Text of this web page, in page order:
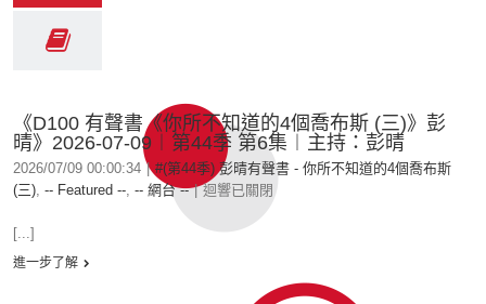
《D100 有聲書《你所不知道的4個喬布斯 (三)》彭
晴》2026-07-09︱第44季 第6集︱主持：彭晴
2026/07/09 00:00:34 | #(第44季) 彭晴有聲書 - 你所不知道的4個喬布斯
(三), -- Featured --, -- 網台 -- | 迴響已關閉
[...]
進一步了解